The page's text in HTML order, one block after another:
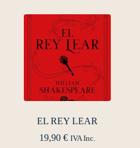
EL REY LEAR
19,90€ IVA Inc.